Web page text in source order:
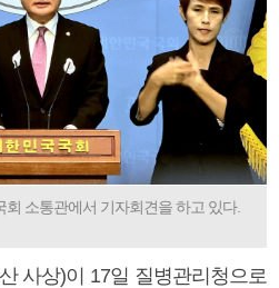
소통관에서 기자회견을 하고 있다.
사상)이 17일 질병관리청으로